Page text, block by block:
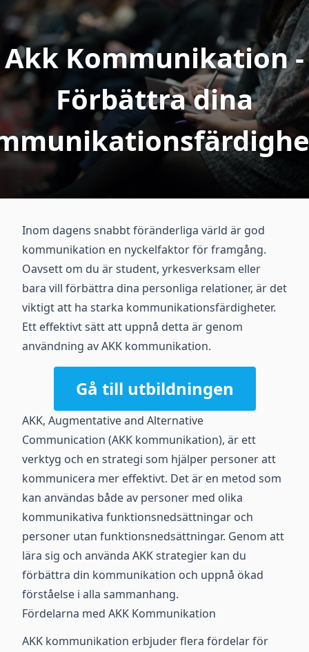
Akk Kommunikation -
Förbättra dina
Inom dagens snabbt föränderliga värld är god
kommunikation en nyckelfaktor för framgång.
Oavsett om du är student, yrkesverksam eller
bara vill förbättra dina personliga relationer, är det
viktigt att ha starka kommunikationsfärdigheter.
Ett effektivt sätt att uppnå detta är genom
användning av AKK kommunikation.
Gå till utbildningen
AKK, Augmentative and Alternative
Communication (AKK kommunikation), är ett
verktyg och en strategi som hjälper personer att
kommunicera mer effektivt. Det är en metod som
kan användas både av personer med olika
kommunikativa funktionsnedsättningar och
personer utan funktionsnedsättningar. Genom att
lära sig och använda AKK strategier kan du
förbättra din kommunikation och uppnå ökad
förståelse i alla sammanhang.
Fördelarna med AKK Kommunikation
AKK kommunikation erbjuder flera fördelar för